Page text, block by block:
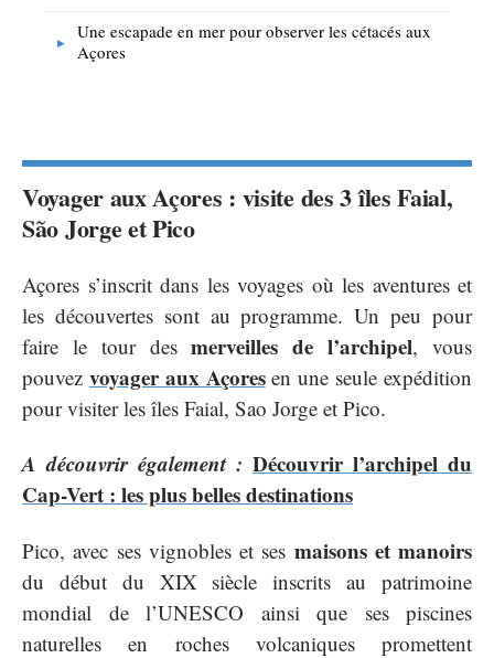
Une escapade en mer pour observer les cétacés aux
Açores
Voyager aux Açores : visite des 3 îles Faial,
São Jorge et Pico
Açores s’inscrit dans les voyages où les aventures et
les découvertes sont au programme. Un peu pour
faire le tour desmerveilles de l’archipel, vous
pouvez voyager aux Açoresen une seule expédition
pour visiter les îles Faial, Sao Jorge et Pico.
A découvrir également : Découvrir l’archipel du
Cap-Vert : les plus belles destinations
Pico, avec ses vignobles et ses maisons et manoirs
du début du XIX siècle inscrits au patrimoine
mondial de l’UNESCO ainsi que ses piscines
naturelles en roches volcaniques promettent